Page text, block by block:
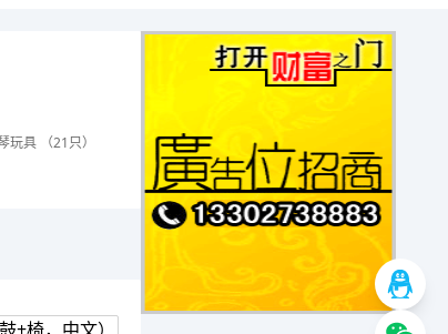
玩具 （21只）